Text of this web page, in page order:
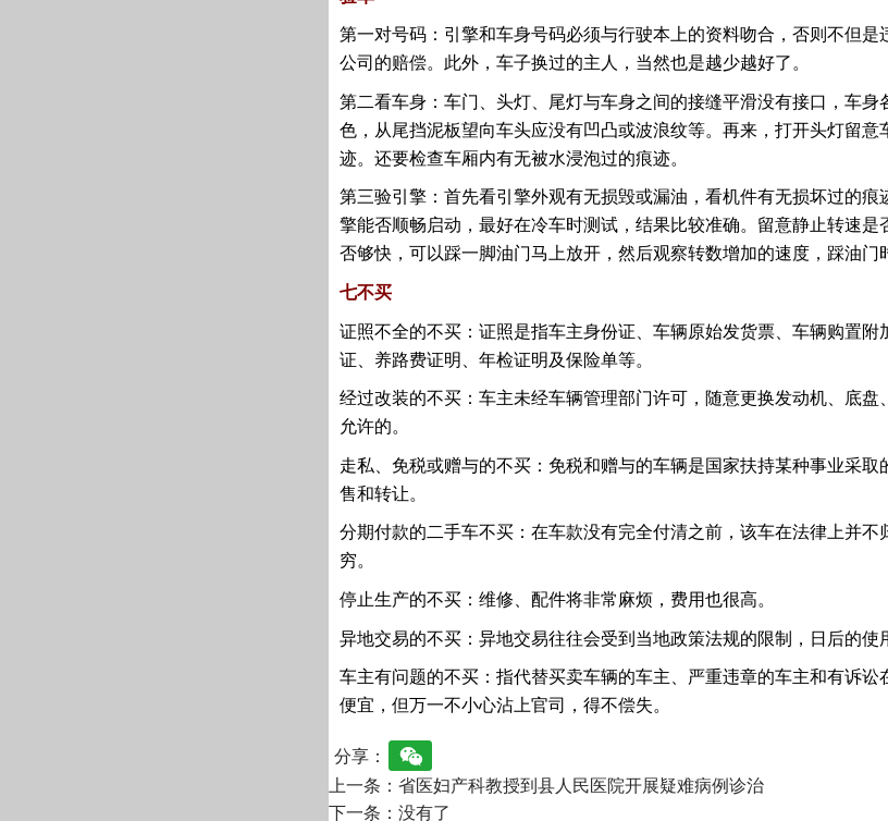
第一对号码：引擎和车身号码必须与行驶本上的资料吻合，否则不但是
公司的赔偿。此外，车子换过的主人，当然也是越少越好了。
第二看车身：车门、头灯、尾灯与车身之间的接缝平滑没有接口，车身
色，从尾挡泥板望向车头应没有凹凸或波浪纹等。再来，打开头灯留意
迹。还要检查车厢内有无被水浸泡过的痕迹。
第三验引擎：首先看引擎外观有无损毁或漏油，看机件有无损坏过的痕
擎能否顺畅启动，最好在冷车时测试，结果比较准确。留意静止转速是
否够快，可以踩一脚油门马上放开，然后观察转数增加的速度，踩油门
七不买
证照不全的不买：证照是指车主身份证、车辆原始发货票、车辆购置附
证、养路费证明、年检证明及保险单等。
经过改装的不买：车主未经车辆管理部门许可，随意更换发动机、底盘
允许的。
走私、免税或赠与的不买：免税和赠与的车辆是国家扶持某种事业采取
售和转让。
分期付款的二手车不买：在车款没有完全付清之前，该车在法律上并不
穷。
停止生产的不买：维修、配件将非常麻烦，费用也很高。
异地交易的不买：异地交易往往会受到当地政策法规的限制，日后的使
车主有问题的不买：指代替买卖车辆的车主、严重违章的车主和有诉讼
便宜，但万一不小心沾上官司，得不偿失。
分享：
上一条：省医妇产科教授到县人民医院开展疑难病例诊治
下一条：没有了